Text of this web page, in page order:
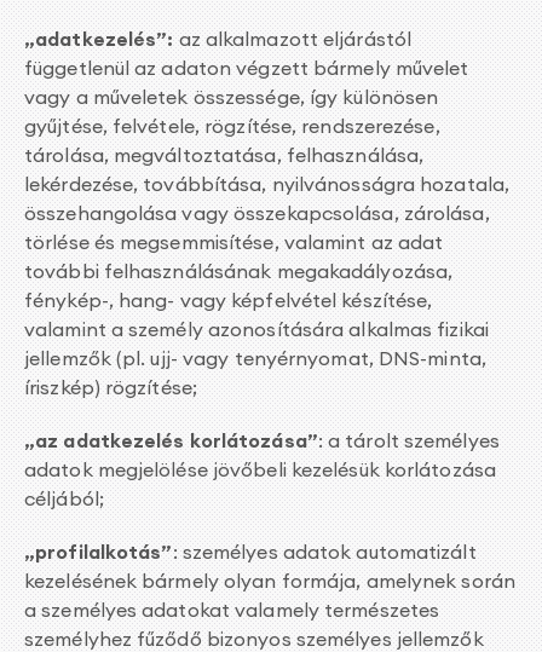
„adatkezelés”:az alkalmazott eljárástól
függetlenül az adaton végzett bármely művelet
vagy a műveletek összessége, így különösen
gyűjtése, felvétele, rögzítése, rendszerezése,
tárolása, megváltoztatása, felhasználása,
lekérdezése, továbbítása, nyilvánosságra hozatala,
összehangolása vagy összekapcsolása, zárolása,
törlése és megsemmisítése, valamint az adat
további felhasználásának megakadályozása,
fénykép-, hang- vagy képfelvétel készítése,
valamint a személy azonosítására alkalmas fizikai
jellemzők (pl. ujj- vagy tenyérnyomat, DNS-minta,
íriszkép) rögzítése;
„az adatkezelés korlátozása”: a tárolt személyes
adatok megjelölése jövőbeli kezelésük korlátozása
céljából;
„profilalkotás”: személyes adatok automatizált
kezelésének bármely olyan formája, amelynek során
a személyes adatokat valamely természetes
személyhez fűződő bizonyos személyes jellemzők